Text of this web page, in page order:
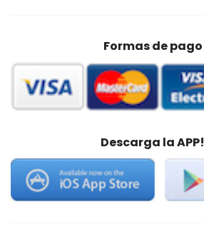
Formas de pago
Descarga la APP!